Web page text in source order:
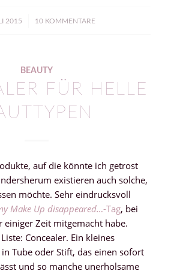
2015 10 KOMMENTARE
BEAUTY
FÜR HELLE
auf die könnte ich getrost
existieren auch solche,
möchte. Sehr eindrucksvoll
Make Up disappeared…-Tag, bei
einiger Zeit mitgemacht habe.
Concealer. Ein kleines
Tube oder Stift, das einen sofort
und so manche unerholsame